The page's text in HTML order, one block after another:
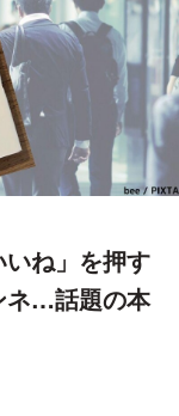
ね」を押す
ネ…話題の本